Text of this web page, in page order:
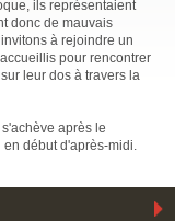
ils représentaient
donc de mauvais
à rejoindre un
pour rencontrer
leur dos à travers la
après le
début d'après-midi.